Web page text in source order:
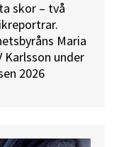
skor – två
Maria
Karlsson under
2026